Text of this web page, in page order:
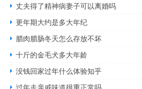
丈夫得了精神病妻子可以离婚吗
更年期大约是多大年纪
腊肉腊肠冬天怎么存放不坏
十斤的金毛犬多大年龄
没钱回家过年什么体验知乎